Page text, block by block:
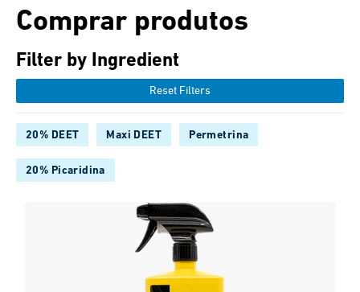
Comprar produtos
Filter by Ingredient
Reset Filters
20% DEET Maxi DEET Permetrina
20% Picaridina